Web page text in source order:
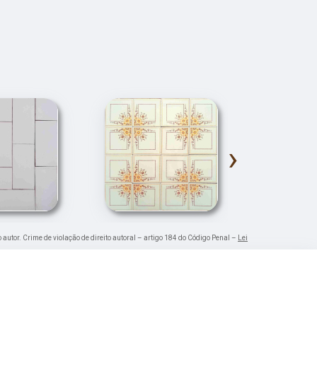
›
Crime de violação de direito autoral – artigo 184 do Código Penal – Lei